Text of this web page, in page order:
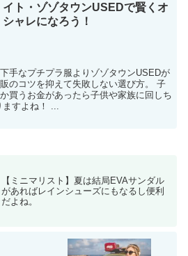
イト・ゾゾタウンUSEDで賢くオ
シャレになろう！
手なプチプラ服よりゾゾタウンUSEDが
のコツを抑えて失敗しない選び方。 子
買うお金があったら子供や家族に回しち
ますよね！ ...
【ミニマリスト】夏は結局EVAサンダル
があればレインシューズにもなるし便利
だよね。